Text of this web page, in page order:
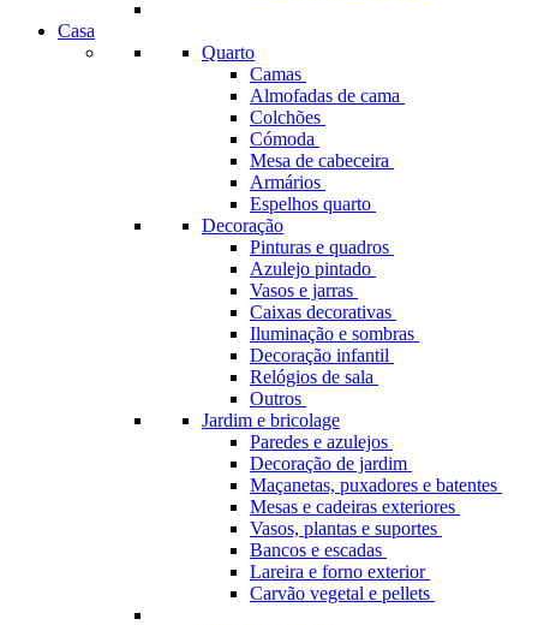
Casa
Quarto
Camas
Almofadas de cama
Colchões
Cómoda
Mesa de cabeceira
Armários
Espelhos quarto
Decoração
Pinturas e quadros
Azulejo pintado
Vasos e jarras
Caixas decorativas
Iluminação e sombras
Decoração infantil
Relógios de sala
Outros
Jardim e bricolage
Paredes e azulejos
Decoração de jardim
Maçanetas, puxadores e batentes
Mesas e cadeiras exteriores
Vasos, plantas e suportes
Bancos e escadas
Lareira e forno exterior
Carvão vegetal e pellets